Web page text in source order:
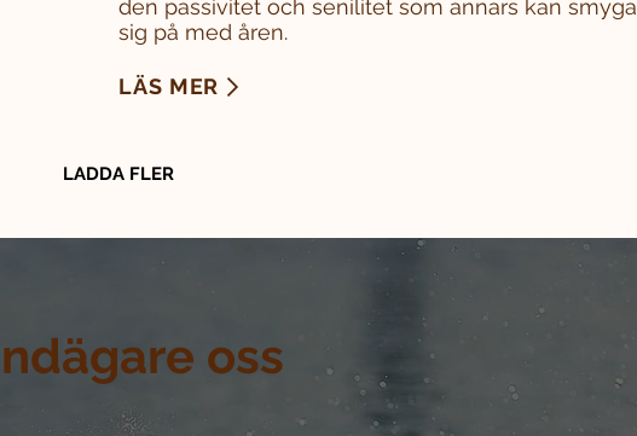
oss
den passivitet och senilitet som annars kan smyga
sig på med åren.
LÄS MER
LADDA FLER